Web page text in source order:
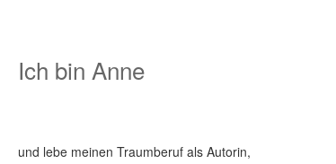
Ich bin Anne
und lebe meinen Traumberuf als Autorin,